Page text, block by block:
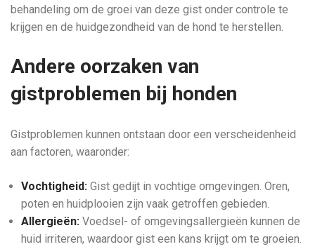
behandeling om de groei van deze gist onder controle te
krijgen en de huidgezondheid van de hond te herstellen.
Andere oorzaken van
gistproblemen bij honden
Gistproblemen kunnen ontstaan door een verscheidenheid
aan factoren, waaronder:
Vochtigheid: Gist gedijt in vochtige omgevingen. Oren,
poten en huidplooien zijn vaak getroffen gebieden.
Allergieën: Voedsel- of omgevingsallergieën kunnen de
huid irriteren, waardoor gist een kans krijgt om te groeien.